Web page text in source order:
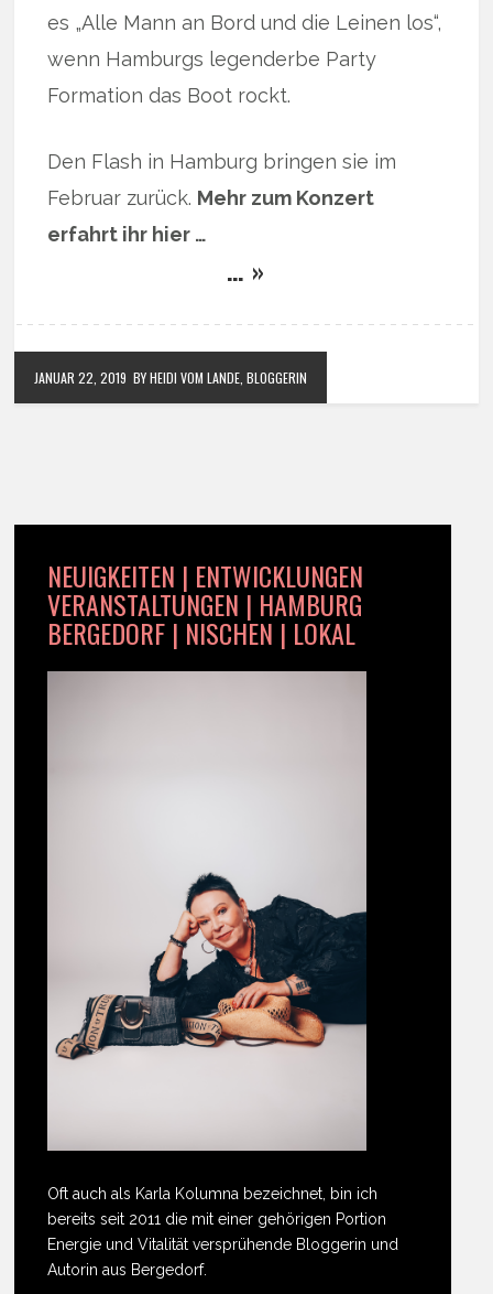
es „Alle Mann an Bord und die Leinen los“,
wenn Hamburgs legenderbe Party
Formation das Boot rockt.
Den Flash in Hamburg bringen sie im
Februar zurück. Mehr zum Konzert
erfahrt ihr hier …
… »
JANUAR 22, 2019 BY HEIDI VOM LANDE, BLOGGERIN
NEUIGKEITEN | ENTWICKLUNGEN
VERANSTALTUNGEN | HAMBURG
BERGEDORF | NISCHEN | LOKAL
Oft auch als Karla Kolumna bezeichnet, bin ich
bereits seit 2011 die mit einer gehörigen Portion
Energie und Vitalität versprühende Bloggerin und
Autorin aus Bergedorf.